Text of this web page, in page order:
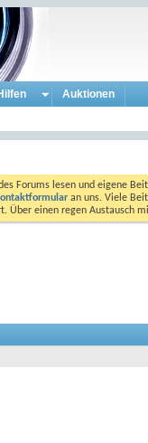
Auktionen
Forums lesen und eigene
an uns. Viele
Über einen regen